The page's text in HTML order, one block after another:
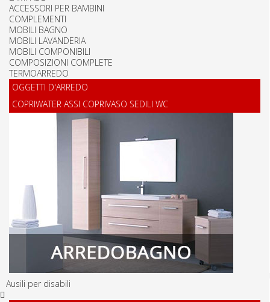
ACCESSORI PER BAMBINI
COMPLEMENTI
MOBILI BAGNO
MOBILI LAVANDERIA
MOBILI COMPONIBILI
COMPOSIZIONI COMPLETE
TERMOARREDO
OGGETTI D'ARREDO
COPRIWATER ASSI COPRIVASO SEDILI WC
Ausili per disabili